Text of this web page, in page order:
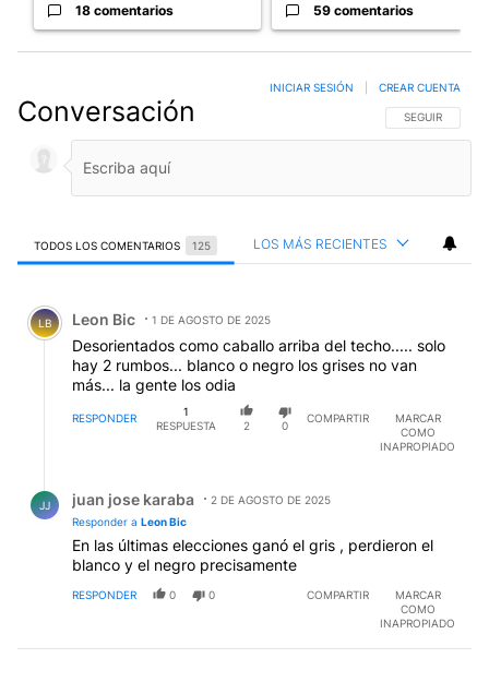
18 comentarios 59 comentarios
Conversación SIGA ESTA
SEGUIR
INICIAR SESIÓN CREAR CUENTA
TODOS LOS COMENTARIOS 125 LOS MÁS RECIENTES
Comentario de Leon Bic.
LB Leon Bic 1 DE AGOSTO DE 2025
Desorientados como caballo arriba del techo..... solo
hay 2 rumbos... blanco o negro los grises no van
más... la gente los odia
RESPONDER
1
RESPUESTA
2 0
COMPARTIR
MARCAR
COMO
INAPROPIADO
JJ juan jose karaba
2 DE AGOSTO DE 2025
Responder a Leon Bic
En las últimas elecciones ganó el gris , perdieron el
blanco y el negro precisamente
RESPONDER 0 0 COMPARTIR
MARCAR
COMO
INAPROPIADO